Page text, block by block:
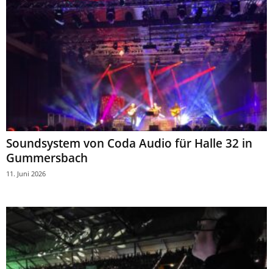
Soundsystem von Coda Audio für Halle 32 in
Gummersbach
11. Juni 2026